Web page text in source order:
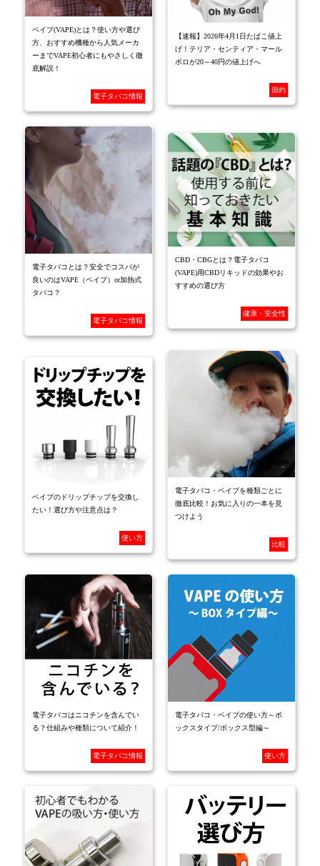
ベイプ(VAPE)とは？使い方や選び
方、おすすめ機種から人気メーカ
ーまでVAPE初心者にもやさしく徹
底解説！
電子タバコ情報
【速報】2026年4月1日たばこ値上
げ！テリア・センティア・マール
ボロが20～40円の値上げへ
節約
電子タバコとは？安全でコスパが
良いのはVAPE（ベイプ）or加熱式
タバコ？
電子タバコ情報
CBD・CBGとは？電子タバコ
(VAPE)用CBDリキッドの効果やお
すすめの選び方
健康・安全性
ベイプのドリップチップを交換し
たい！選び方や注意点は？
使い方
電子タバコ・ベイプを種類ごとに
徹底比較！お気に入りの一本を見
つけよう
比較
電子タバコはニコチンを含んでい
る？仕組みや種類について紹介！
電子タバコ情報
電子タバコ・ベイプの使い方～ボ
ックスタイプ/ボックス型編～
使い方